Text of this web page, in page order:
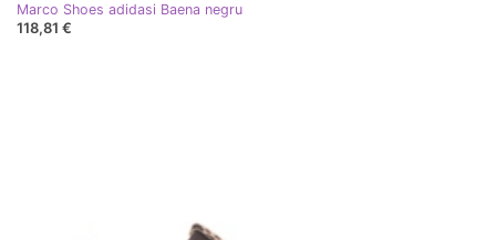
Marco Shoes adidasi Baena negru
118,81 €